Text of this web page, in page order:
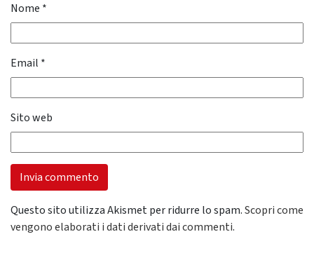
Nome *
Email *
Sito web
Questo sito utilizza Akismet per ridurre lo spam.Scopri come
vengono elaborati i dati derivati dai commenti.